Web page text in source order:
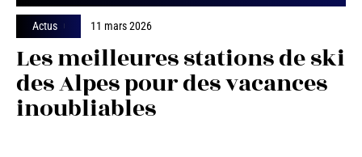
Actus 11 mars 2026
Les meilleures stations de ski
des Alpes pour des vacances
inoubliables